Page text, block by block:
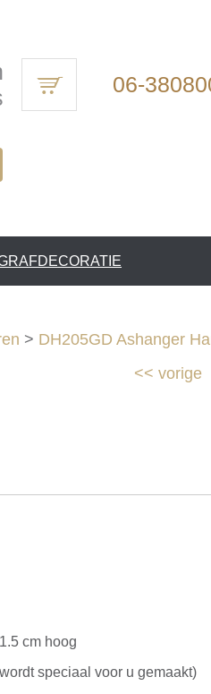
06-
> DH205GD Ashanger
<< vorige
cm hoog
speciaal voor u gemaakt)